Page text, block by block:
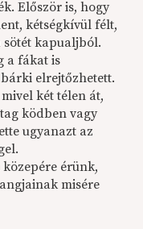
Először is, hogy
kétségkívül félt,
kapualjból.
a fákat is
elrejtőzhetett.
két télen át,
ködben vagy
ugyanazt az
érünk,
misére